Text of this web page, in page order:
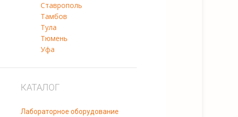
Ставрополь
Тамбов
Тула
Тюмень
Уфа
КАТАЛОГ
Лабораторное оборудование